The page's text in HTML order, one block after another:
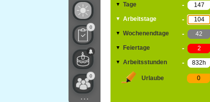
▼ Tage -
▼ Arbeitstage -
▼ Wochenendtage -
▼ Feiertage -
▼ Arbeitsstunden -
Urlaube
0
0
...